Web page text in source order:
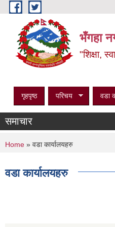
Skip to main content
भँगहा
"शिक्षा,
गृहपृष्ठ परिचय वडा
समाचार
You are here
Home » वडा कार्यालयहरु
वडा कार्यालयहरु